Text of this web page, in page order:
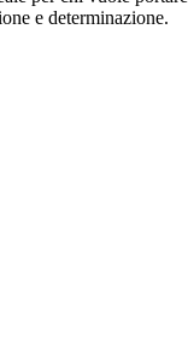
e determinazione.